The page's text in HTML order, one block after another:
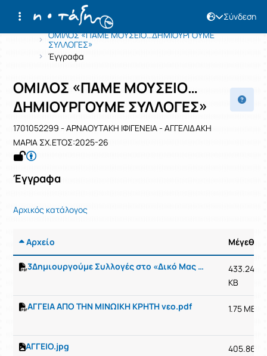
Σύνδεση
Αρχική Σελίδα
ΟΜΙΛΟΣ «ΠΑΜΕ ΜΟΥΣΕΙΟ…ΔΗΜΙΟΥΡΓΟΥΜΕ
ΣΥΛΛΟΓΕΣ»
Έγγραφα
Μάθημα : ΟΜΙΛΟΣ «ΠΑΜΕ
Κωδικός : 1701052299
ΟΜΙΛΟΣ «ΠΑΜΕ ΜΟΥΣΕΙΟ…
ΔΗΜΙΟΥΡΓΟΥΜΕ ΣΥΛΛΟΓΕΣ»
1701052299 - ΑΡΝΑΟΥΤΑΚΗ ΙΦΙΓΕΝΕΙΑ - ΑΓΓΕΛΙΔΑΚΗ
ΜΑΡΙΑ ΣΧ.ΕΤΟΣ:2025-26
Έγγραφα
Αρχικός κατάλογος
Αρχείο Μέγεθος
3Δημιουργούμε Συλλογές στο «Δικό Μας Μουσείο».pdf
433.24
KB
ΑΓΓΕΙΑ ΑΠΟ ΤΗΝ ΜΙΝΩΙΚΗ ΚΡΗΤΗ νεο.pdf 1.75 MB
ΑΓΓΕΙΟ.jpg
405.86